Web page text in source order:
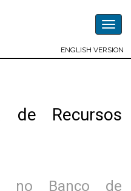
ENGLISH VERSION
de Recursos
no Banco de